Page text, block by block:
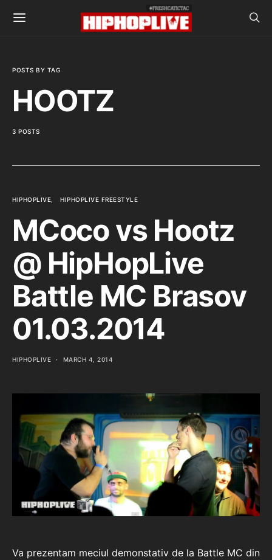
POSTS BY TAG
HOOTZ
3 POSTS
HIPHOPLIVE HIPHOPLIVE FREESTYLE
MCoco vs Hootz
@ HipHopLive
Battle MC Brasov
01.03.2014
HIPHOPLIVE MARCH 4, 2014
Va prezentam meciul demonstativ de la Battle MC din